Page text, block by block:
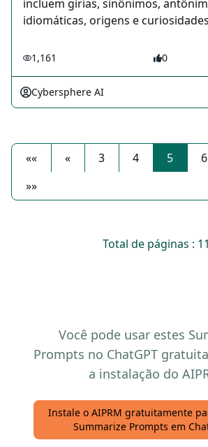
incluem gírias, sinônimos,
idiomáticas, origens e curiosidades
1,161 0
Cybersphere AI
«« « 3 4 5 6
»»
Total de páginas : 11
Você pode usar estes
Prompts no ChatGPT
a instalação do
Instale o AIPRM gratuitamente
Summarize Prompts em